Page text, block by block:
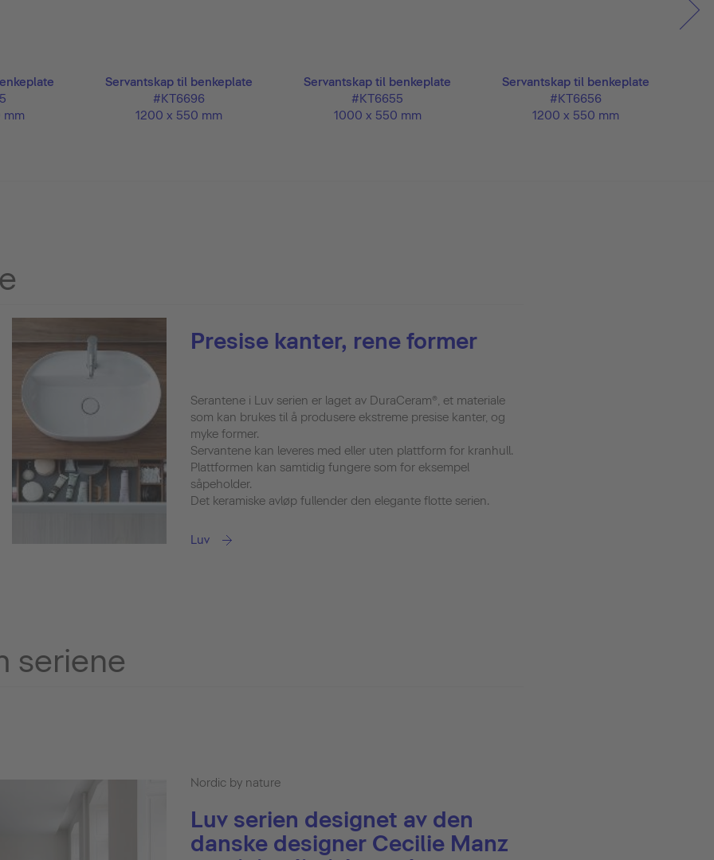
mm
Servantskap til benkeplate
#KT6696
1200 x 550 mm
Servantskap til benkeplate
#KT6655
1000 x 550 mm
Servantskap til benkeplate
#KT6656
1200 x 550 mm
Presise kanter, rene former
Serantene i Luv serien er laget av DuraCeram®, et materiale
som kan brukes til å produsere ekstreme presise kanter, og
myke former.
Servantene kan leveres med eller uten plattform for kranhull.
Plattformen kan samtidig fungere som for eksempel
såpeholder.
Det keramiske avløp fullender den elegante flotte serien.
Luv
seriene
Nordic by nature
Luv serien designet av den
danske designer Cecilie Manz